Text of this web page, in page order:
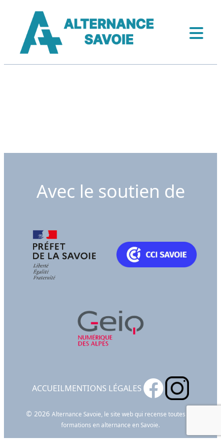
Avec le soutien de
ACCUEILMENTIONS LÉGALES
© 2026 Alternance Savoie, le site web qui recense toutes les
formations en alternance en Savoie.